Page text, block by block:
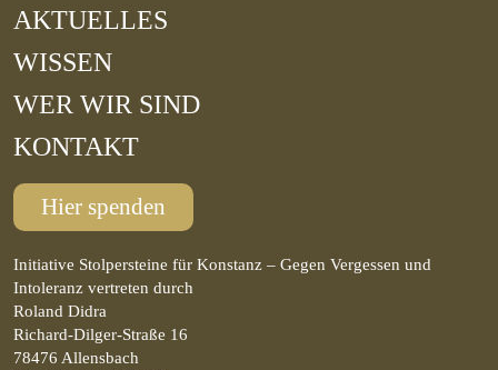
AKTUELLES
WISSEN
WER WIR SIND
KONTAKT
Hier spenden
Initiative Stolpersteine für Konstanz – Gegen Vergessen und
Intoleranz vertreten durch
Roland Didra
Richard-Dilger-Straße 16
78476 Allensbach